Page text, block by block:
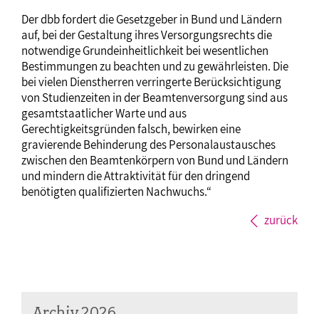
Der dbb fordert die Gesetzgeber in Bund und Ländern
auf, bei der Gestaltung ihres Versorgungsrechts die
notwendige Grundeinheitlichkeit bei wesentlichen
Bestimmungen zu beachten und zu gewährleisten. Die
bei vielen Dienstherren verringerte Berücksichtigung
von Studienzeiten in der Beamtenversorgung sind aus
gesamtstaatlicher Warte und aus
Gerechtigkeitsgründen falsch, bewirken eine
gravierende Behinderung des Personalaustausches
zwischen den Beamtenkörpern von Bund und Ländern
und mindern die Attraktivität für den dringend
benötigten qualifizierten Nachwuchs.“
zurück